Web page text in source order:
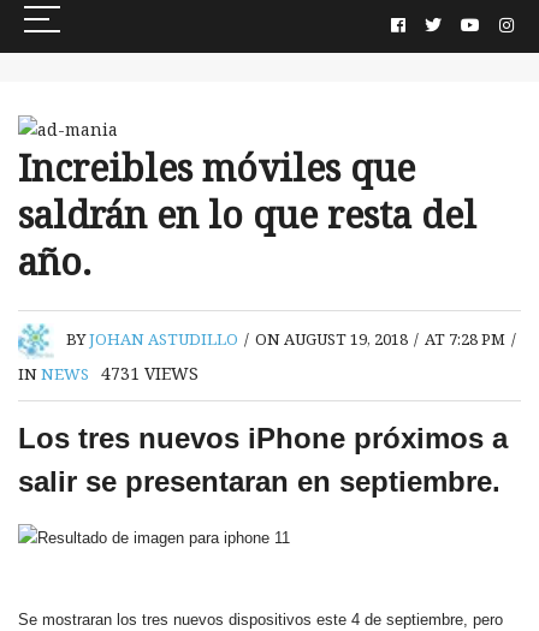
Increibles móviles que
saldrán en lo que resta del
año.
BYJOHAN ASTUDILLO / ON AUGUST 19, 2018 / AT 7:28 PM /
INNEWS 4731 VIEWS
Los tres nuevos iPhone próximos a
salir se presentaran en septiembre.
Se mostraran los tres nuevos dispositivos este 4 de septiembre, pero